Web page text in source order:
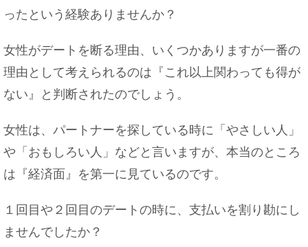
いて
中卒でも結婚できる？女性の学歴と結婚の関係に
ついて
水泳で筋肉痛・・・クロールで脇が痛くなる場合
ったという経験ありませんか？
女性がデートを断る理由、いくつかありますが一番の
理由として考えられるのは『これ以上関わっても得が
ない』と判断されたのでしょう。
女性は、パートナーを探している時に「やさしい人」
や「おもしろい人」などと言いますが、本当のところ
は『経済面』を第一に見ているのです。
１回目や２回目のデートの時に、支払いを割り勘にし
ませんでしたか？